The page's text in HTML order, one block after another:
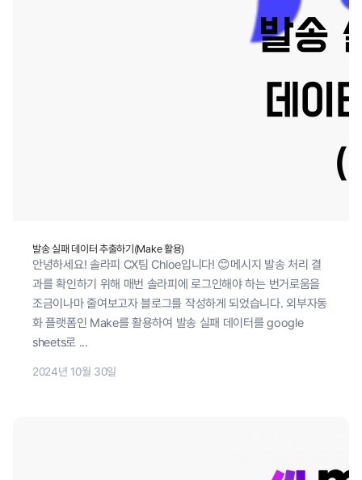
발송 실패 데이터 추출하기(Make 활용)
안녕하세요! 솔라피 CX팀 Chloe입니다! 😊메시지 발송 처리 결
과를 확인하기 위해 매번 솔라피에 로그인해야 하는 번거로움을
조금이나마 줄여보고자 블로그를 작성하게 되었습니다. 외부자동
화 플랫폼인 Make를 활용하여 발송 실패 데이터를 google
sheets로 ...
2024년 10월 30일